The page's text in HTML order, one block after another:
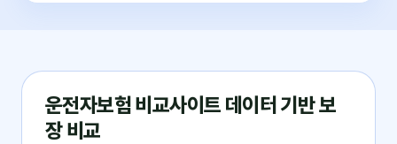
운전자보험 비교사이트 데이터 기반 보
장 비교